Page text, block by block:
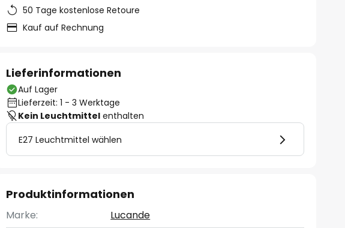
50 Tage kostenlose Retoure
Kauf auf Rechnung
Lieferinformationen
Auf Lager
Lieferzeit: 1 - 3 Werktage
Kein Leuchtmittel enthalten
E27 Leuchtmittel wählen
Produktinformationen
Marke:
Lucande